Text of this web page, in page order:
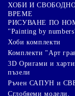
ХОБИ И
ВРЕМЕ
РИСУВАНЕ ПО
"Painting by
Хоби комплекти
Комплекти "Арт
3D Оригами и
пъзели
Ръчен САПУН и
Сглобяеми модели,